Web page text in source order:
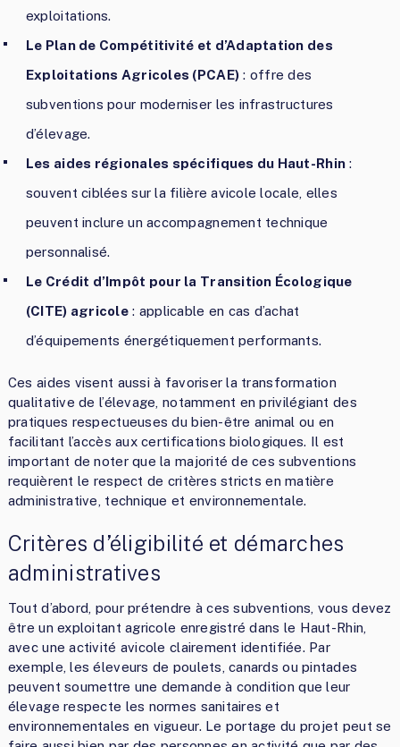
exploitations.
Le Plan de Compétitivité et d’Adaptation des
Exploitations Agricoles (PCAE) : offre des
subventions pour moderniser les infrastructures
d’élevage.
Les aides régionales spécifiques du Haut-Rhin :
souvent ciblées sur la filière avicole locale, elles
peuvent inclure un accompagnement technique
personnalisé.
Le Crédit d’Impôt pour la Transition Écologique
(CITE) agricole : applicable en cas d’achat
d’équipements énergétiquement performants.
Ces aides visent aussi à favoriser la transformation
qualitative de l’élevage, notamment en privilégiant des
pratiques respectueuses du bien-être animal ou en
facilitant l’accès aux certifications biologiques. Il est
important de noter que la majorité de ces subventions
requièrent le respect de critères stricts en matière
administrative, technique et environnementale.
Critères d’éligibilité et démarches
administratives
Tout d’abord, pour prétendre à ces subventions, vous devez
être un exploitant agricole enregistré dans le Haut-Rhin,
avec une activité avicole clairement identifiée. Par
exemple, les éleveurs de poulets, canards ou pintades
peuvent soumettre une demande à condition que leur
élevage respecte les normes sanitaires et
environnementales en vigueur. Le portage du projet peut se